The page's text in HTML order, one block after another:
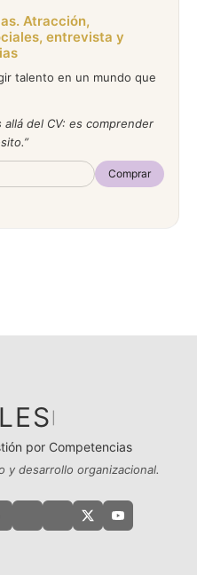
Atracción,
entrevista y
talento en un mundo que
del CV: es comprender
Comprar
por Competencias
y desarrollo organizacional.